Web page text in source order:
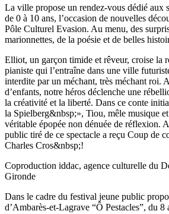
La ville propose un rendez-vous dédié aux
de 0 à 10 ans, l’occasion de nouvelles
Pôle Culturel Evasion. Au menu, des
marionnettes, de la poésie et de belles
Elliot, un garçon timide et rêveur, croise la
pianiste qui l’entraîne dans une ville
interdite par un méchant, très méchant roi.
d’enfants, notre héros déclenche une
la créativité et la liberté. Dans ce conte
la Spielberg&nbsp;», Tiou, mêle musique
véritable épopée non dénuée de réflexion.
public tiré de ce spectacle a reçu Coup de
Charles Cros&nbsp;!
Coproduction iddac, agence culturelle du
Gironde
Dans le cadre du festival jeune public
d’Ambarès-et-Lagrave “Ô Pestacles”, du